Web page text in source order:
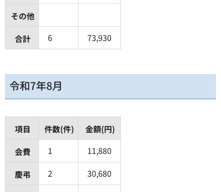
その他
合計
6 73,930
令和7年8月
項目 件数(件)
金額(円)
会費
1
11,880
慶弔
2
30,680